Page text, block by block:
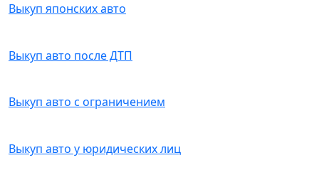
Выкуп японских авто
Выкуп авто после ДТП
Выкуп авто с ограничением
Выкуп авто у юридических лиц